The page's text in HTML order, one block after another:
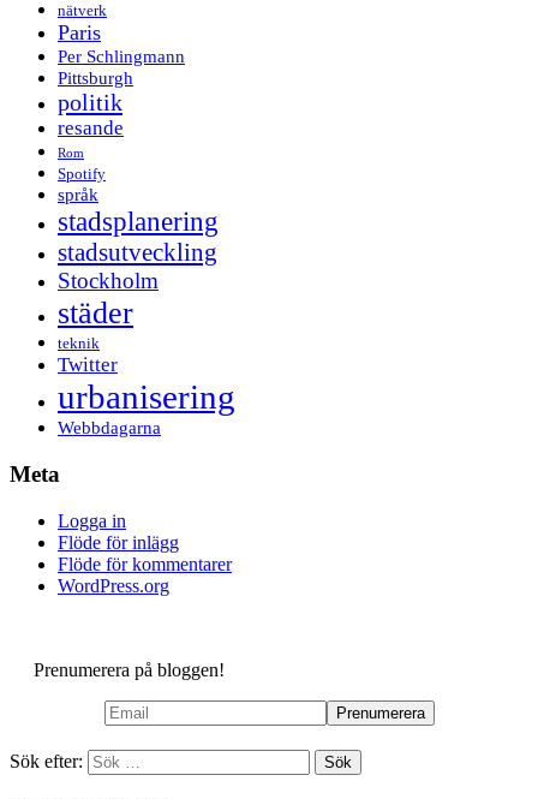
nätverk
Paris
Per Schlingmann
Pittsburgh
politik
resande
Rom
Spotify
språk
stadsplanering
stadsutveckling
Stockholm
städer
teknik
Twitter
urbanisering
Webbdagarna
Meta
Logga in
Flöde för inlägg
Flöde för kommentarer
WordPress.org
Prenumerera på bloggen!
Sök efter: